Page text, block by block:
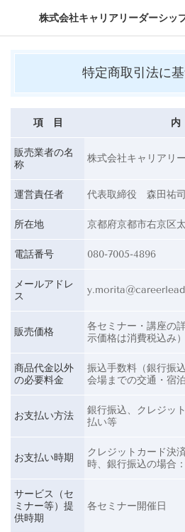
株式会社キャリアリーダーシッ
特定商取引法に
項 目
販売業者の名
称
株式会社キャリアリ
運営責任者 代表取締役 森田祐司
所在地 京都府京都市右京区
電話番号 080-7005-4896
メールアドレ
ス
販売価格
各セミナー・講座の
示価格は消費税込み）
商品代金以外
の必要料金
振込手数料（銀行振
会場までの交通・宿
お支払い方法
銀行振込、クレジッ
払い等
お支払い時期
クレジットカード決
時、銀行振込の場合
サービス（セ
ミナー等）提
供時期
各セミナー開催日